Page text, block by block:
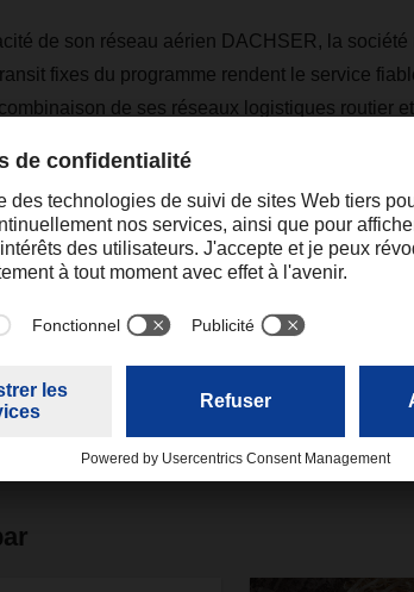
de son réseau aérien DACHSER, la
fixes du programme rendent le service
de ses réseaux logistiques routier
rapidement aux changements de situation des
d'enlèvement et de livraison. « Grâce à cette
clients une solution de capacité robuste et
de DACHSER est prévue pour le deuxième
pour faire face à l'environnement de